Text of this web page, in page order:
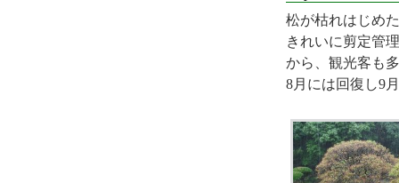
松が枯れはじめ
きれいに剪定管
から、観光客も
8月には回復し9